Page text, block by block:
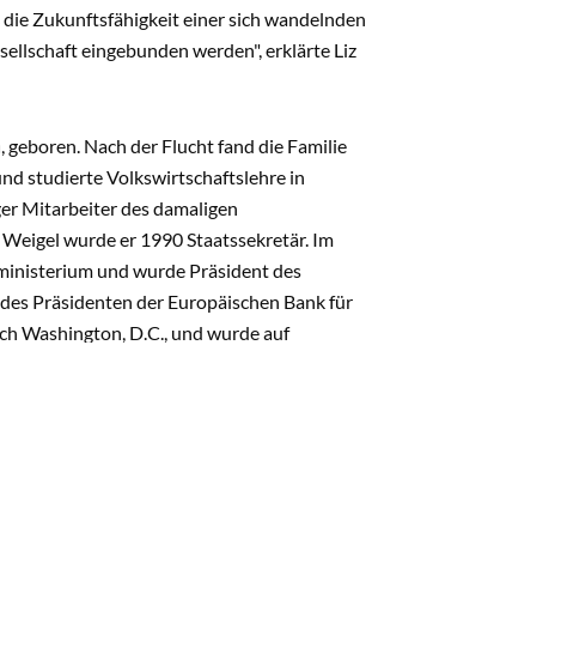
Zukunftsfähigkeit einer sich wandelnden
eingebunden werden", erklärte Liz
Nach der Flucht fand die Familie
studierte Volkswirtschaftslehre in
Mitarbeiter des damaligen
wurde er 1990 Staatssekretär. Im
und wurde Präsident des
Präsidenten der Europäischen Bank für
Washington, D.C., und wurde auf